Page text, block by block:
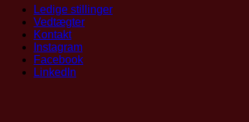
Ledige stillinger
Vedtægter
Kontakt
Instagram
Facebook
LinkedIn